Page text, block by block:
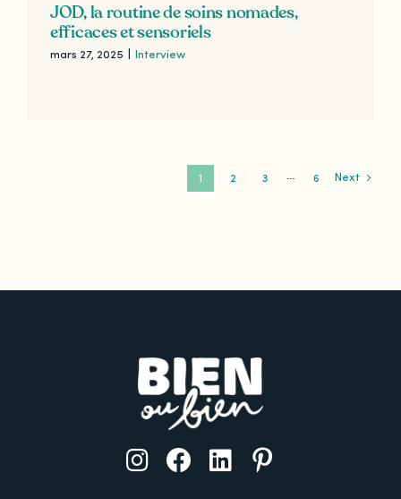
JOD, la routine de soins nomades,
efficaces et sensoriels
mars 27, 2025 Interview
1 2 3 ··· 6 Next